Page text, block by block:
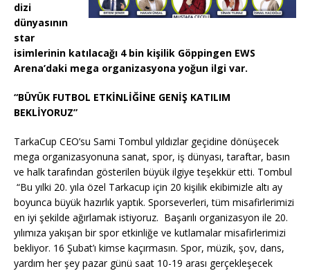
dizi
dünyasının
star
isimlerinin katılacağı 4 bin kişilik Göppingen EWS
Arena’daki mega organizasyona yoğun ilgi var.
“BÜYÜK FUTBOL ETKİNLİĞİNE GENİŞ KATILIM
BEKLİYORUZ”
TarkaCup CEO’su Sami Tombul yıldızlar geçidine dönüşecek
mega organizasyonuna sanat, spor, iş dünyası, taraftar, basın
ve halk tarafından gösterilen büyük ilgiye teşekkür etti. Tombul
“Bu yılki 20. yıla özel Tarkacup için 20 kişilik ekibimizle altı ay
boyunca büyük hazırlık yaptık. Sporseverleri, tüm misafirlerimizi
en iyi şekilde ağırlamak istiyoruz. Başarılı organizasyon ile 20.
yılımıza yakışan bir spor etkinliğe ve kutlamalar misafirlerimizi
bekliyor. 16 Şubat’ı kimse kaçırmasın. Spor, müzik, şov, dans,
yardım her şey pazar günü saat 10-19 arası gerçekleşecek